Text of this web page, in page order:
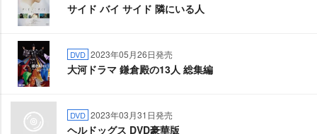
サイド バイ サイド 隣にいる人
DVD 2023年05月26日発売
大河ドラマ 鎌倉殿の13人 総集編
DVD 2023年03月31日発売
ヘルドッグス DVD豪華版